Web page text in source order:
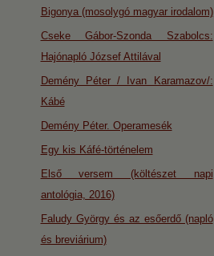
Bigonya (mosolygó magyar irodalom)
Cseke Gábor-Szonda Szabolcs:
Hajónapló József Attilával
Demény Péter / Ivan Karamazov/:
Kábé
Demény Péter. Operamesék
Egy kis Káfé-történelem
Első versem (költészet napi
antológia, 2016)
Faludy György és az esőerdő (napló
és breviárium)